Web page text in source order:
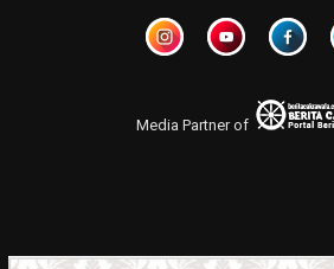
Media Partner of